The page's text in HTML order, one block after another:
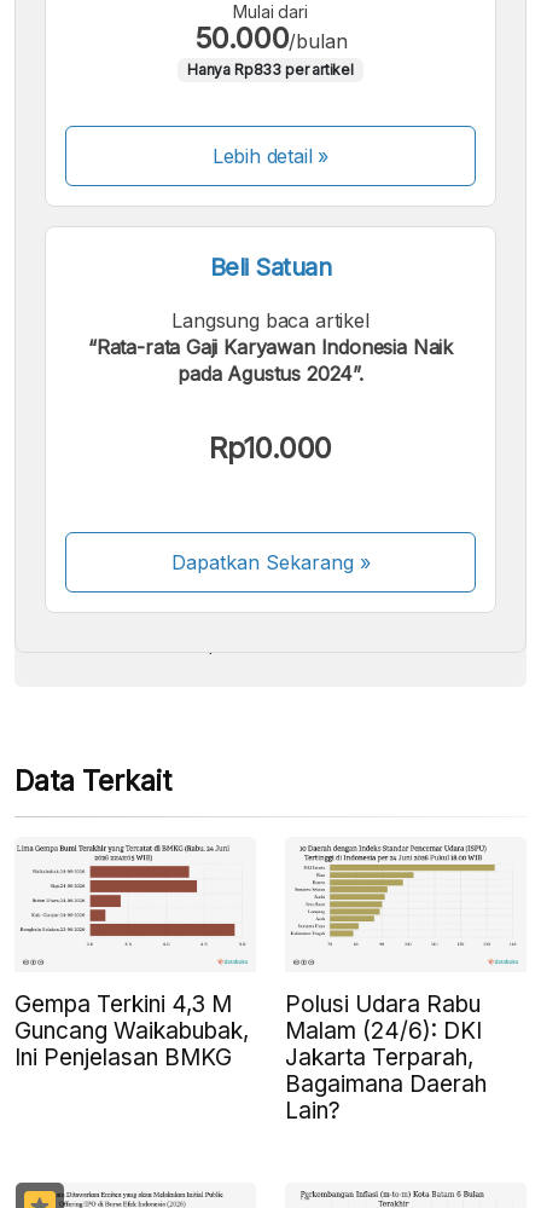
Mulai dari
50.000/bulan
Hanya Rp833 per artikel
Lebih detail »
Beli Satuan
Langsung baca artikel
“Rata-rata Gaji Karyawan Indonesia Naik
pada Agustus 2024”.
Rp10.000
Dapatkan Sekarang»
Kami menerima pembayaran berikut:
Beberapa metode pembayaran masih dalam
Data Terkait
Gempa Terkini 4,3 M
Guncang Waikabubak,
Ini Penjelasan BMKG
Polusi Udara Rabu
Malam (24/6): DKI
Jakarta Terparah,
Bagaimana Daerah
Lain?